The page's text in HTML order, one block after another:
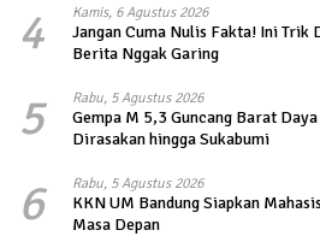
4 Kamis, 6 Agustus 2026
Jangan Cuma Nulis Fakta! Ini Trik
Berita Nggak Garing
5 Rabu, 5 Agustus 2026
Gempa M 5,3 Guncang Barat
Dirasakan hingga Sukabumi
6 Rabu, 5 Agustus 2026
KKN UM Bandung Siapkan
Masa Depan